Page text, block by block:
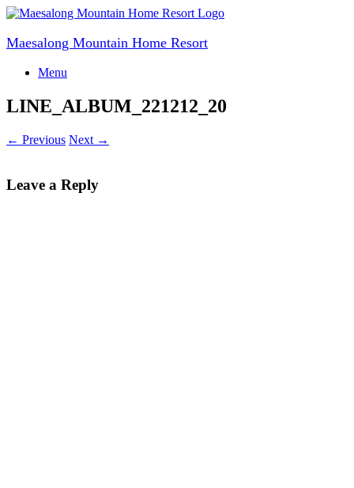
Skip
content
Maesalong Mountain Home Resort
Menu
LINE_ALBUM_221212_20
← Previous Next →
Leave a Reply